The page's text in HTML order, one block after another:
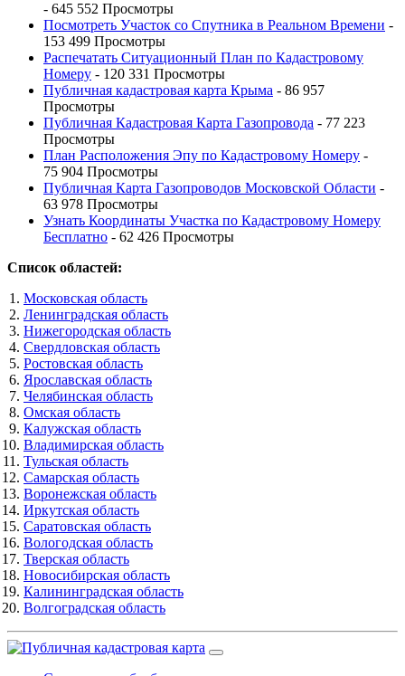
- 645 552 Просмотры
Посмотреть Участок со Спутника в Реальном Времени -
153 499 Просмотры
Распечатать Ситуационный План по Кадастровому
Номеру - 120 331 Просмотры
Публичная кадастровая карта Крыма - 86 957
Просмотры
Публичная Кадастровая Карта Газопровода - 77 223
Просмотры
План Расположения Эпу по Кадастровому Номеру -
75 904 Просмотры
Публичная Карта Газопроводов Московской Области -
63 978 Просмотры
Узнать Координаты Участка по Кадастровому Номеру
Бесплатно - 62 426 Просмотры
Список областей:
Московская область
Ленинградская область
Нижегородская область
Свердловская область
Ростовская область
Ярославская область
Челябинская область
Омская область
Калужская область
Владимирская область
Тульская область
Самарская область
Воронежская область
Иркутская область
Саратовская область
Вологодская область
Тверская область
Новосибирская область
Калининградская область
Волгоградская область